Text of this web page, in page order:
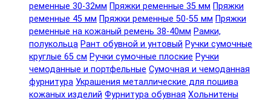
ременные 30-32мм Пряжки ременные 35 мм Пряжки
ременные 45 мм Пряжки ременные 50-55 мм Пряжки
ременные на кожаный ремень 38-40мм Рамки,
полукольца Рант обувной и унтовый Ручки сумочные
круглые 65 см Ручки сумочные плоские Ручки
чемоданные и портфельные Сумочная и чемоданная
фурнитура Украшения металлические для пошива
кожаных изделий Фурнитура обувная Хольнитены